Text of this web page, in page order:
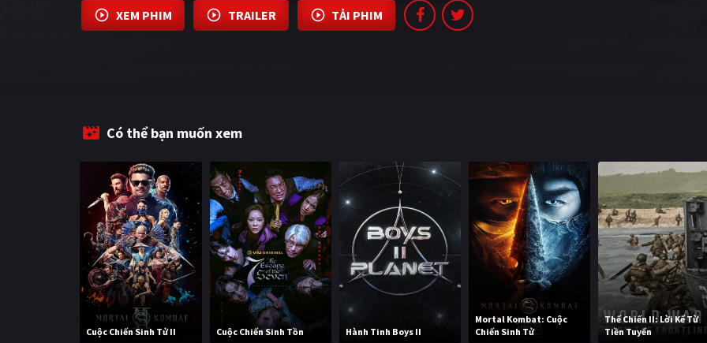
XEM PHIM TRAILER TẢI PHIM
Có thể bạn muốn xem
Cuộc Chiến Sinh Tử II Cuộc Chiến Sinh Tồn Hành Tinh Boys II
Mortal Kombat: Cuộc
Chiến Sinh Tử
Thế Chiến II: Lời Kể Từ
Tiền Tuyến